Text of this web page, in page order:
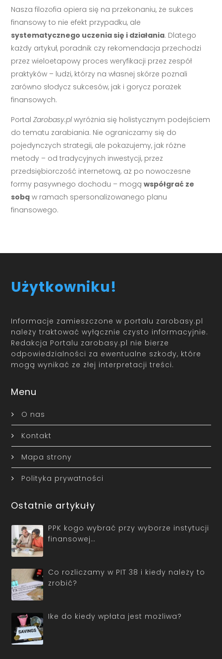
Nasza filozofia opiera się na przekonaniu, że sukces
finansowy to nie efekt przypadku, ale
systematycznego uczenia się i działania. Dlatego
każdy artykuł, poradnik czy rekomendacja przechodzi
przez wieloetapowy proces weryfikacji przez zespół
praktyków – ludzi, którzy na własnej skórze poznali
zarówno słodycz sukcesów, jak i gorycz porażek
finansowych.
PortalZarobasy.pl wyróżnia się holistycznym podejściem
do tematu zarabiania. Nie ograniczamy się do
pojedynczych strategii, ale pokazujemy, jak różne
metody – od tradycyjnych inwestycji, przez
przedsiębiorczość internetową, aż po nowoczesne
formy pasywnego dochodu – mogąwspółgrać ze
sobą w ramach spersonalizowanego planu
finansowego.
Użytkowniku!
Informacje zamieszczone w portalu zarobasy.pl
należy traktować wyłącznie czysto informacyjnie.
Redakcja Portalu zarobasy.pl nie bierze
odpowiedzialności za ewentualne szkody, które
mogą wynikać ze złej interpretacji treści.
Menu
O nas
Kontakt
Mapa strony
Polityka prywatności
Ostatnie artykuły
PPK kogo wybrać przy wyborze instytucji
finansowej…
Co rozliczamy w PIT 38 i kiedy należy to
zrobić?
Ike do kiedy wpłata jest możliwa?